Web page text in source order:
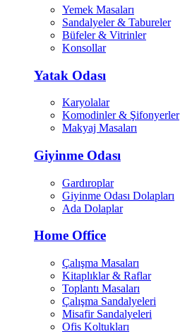
Yemek Masaları
Sandalyeler & Tabureler
Büfeler & Vitrinler
Konsollar
Yatak Odası
Karyolalar
Komodinler & Şifonyerler
Makyaj Masaları
Giyinme Odası
Gardıroplar
Giyinme Odası Dolapları
Ada Dolaplar
Home Office
Çalışma Masaları
Kitaplıklar & Raflar
Toplantı Masaları
Çalışma Sandalyeleri
Misafir Sandalyeleri
Ofis Koltukları